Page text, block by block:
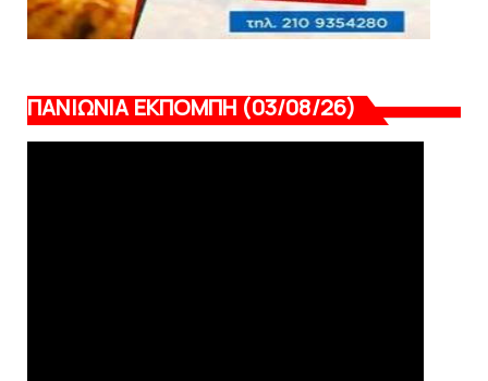
ΠΑΝΙΩΝΙΑ ΕΚΠΟΜΠΗ (03/08/26)